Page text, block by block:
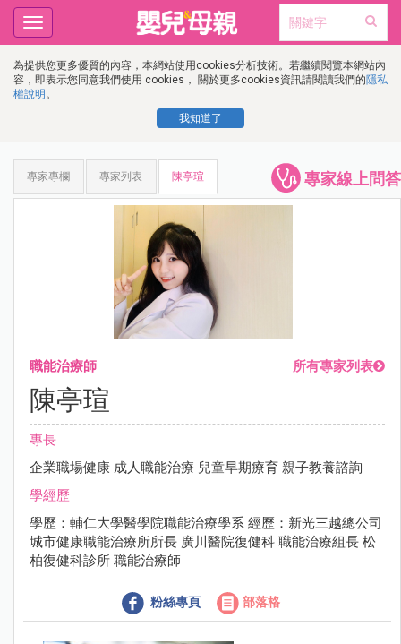
為提供您更多優質的內容，本網站使用cookies分析技術。若繼續閱覽本網站內
容，即表示您同意我們使用 cookies， 關於更多cookies資訊請閱讀我們的隱私
權說明 。
我知道了
Toggle
navigation
專家線上問答
專家專欄 專家列表 陳亭瑄
職能治療師 所有專家列表
陳亭瑄
專長
企業職場健康 成人職能治療 兒童早期療育 親子教養諮詢
學經歷
學歷：輔仁大學醫學院職能治療學系 經歷：新光三越總公司
城市健康職能治療所所長 廣川醫院復健科 職能治療組長 松
柏復健科診所 職能治療師
粉絲專頁 部落格